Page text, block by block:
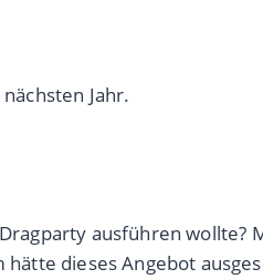
Jahr.
ausführen wollte?
dieses Angebot